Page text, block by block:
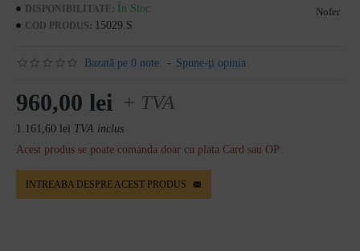
DISPONIBILITATE: În Stoc
COD PRODUS: 15029.S
Nofer
Bazată pe 0 note. - Spune-ţi opinia
960,00 lei + TVA
1.161,60 lei TVA inclus
Acest produs se poate comanda doar cu plata Card sau OP
INTREABA DESPRE ACEST PRODUS